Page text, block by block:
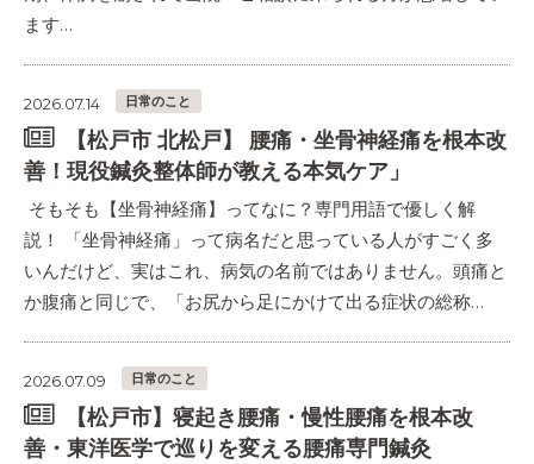
ます…
2026.07.14 日常のこと
【松戸市 北松戸】 腰痛・坐骨神経痛を根本改
善！現役鍼灸整体師が教える本気ケア」
そもそも【坐骨神経痛】ってなに？専門用語で優しく解
説！ 「坐骨神経痛」って病名だと思っている人がすごく多
いんだけど、実はこれ、病気の名前ではありません。頭痛と
か腹痛と同じで、「お尻から足にかけて出る症状の総称…
2026.07.09 日常のこと
【松戸市】寝起き腰痛・慢性腰痛を根本改
善・東洋医学で巡りを変える腰痛専門鍼灸